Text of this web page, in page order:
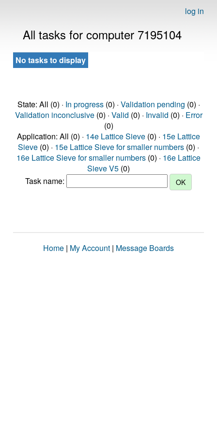
log in
All tasks for computer 7195104
No tasks to display
State: All (0) · In progress(0) · Validation pending (0) ·
Validation inconclusive(0) · Valid (0) · Invalid (0) · Error
(0)
Application: All (0) · 14e Lattice Sieve (0) · 15e Lattice
Sieve (0) · 15e Lattice Sieve for smaller numbers (0) ·
16e Lattice Sieve for smaller numbers (0) · 16e Lattice
Sieve V5 (0)
Task name:
Home | My Account | Message Boards